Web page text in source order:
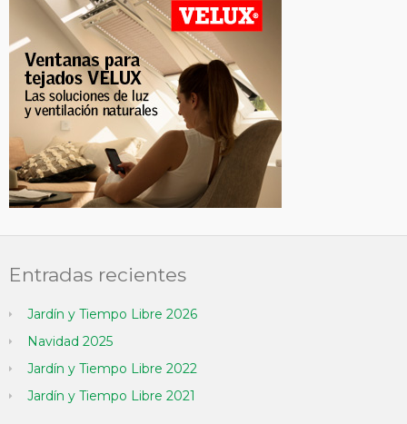
Entradas recientes
Jardín y Tiempo Libre 2026
Navidad 2025
Jardín y Tiempo Libre 2022
Jardín y Tiempo Libre 2021